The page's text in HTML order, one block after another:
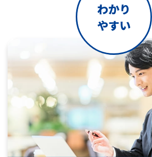
わかり
やすい